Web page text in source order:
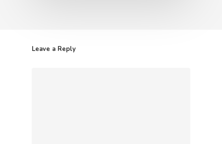
Leave a Reply